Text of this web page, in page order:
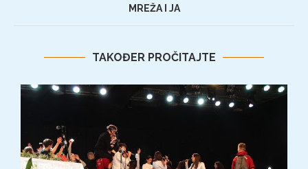
MREŽA I JA
TAKOĐER PROČITAJTE